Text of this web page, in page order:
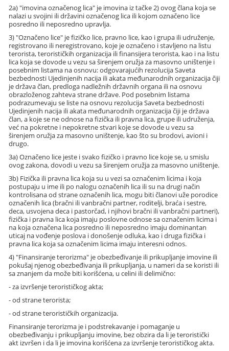
2a) "imovina označenog lica" je imovina iz tačke 2) ovog člana koja se
nalazi u svojini ili državini označenog lica ili kojom označeno lice
posredno ili neposredno upravlja.
3) "Označeno lice" je fizičko lice, pravno lice, kao i grupa ili udruženje,
registrovano ili neregistrovano, koje je označeno i stavljeno na listu
terorista, terorističkih organizacija ili finansijera terorista, kao i na listu
lica koja se dovode u vezu sa širenjem oružja za masovno uništenje i
posebnim listama na osnovu: odgovarajućih rezolucija Saveta
bezbednosti Ujedinjenih nacija ili akata međunarodnih organizacija čiji
je država član, predloga nadležnih državnih organa ili na osnovu
obrazloženog zahteva strane države. Pod posebnim listama
podrazumevaju se liste na osnovu rezolucija Saveta bezbednosti
Ujedinjenih nacija ili akata međunarodnih organizacija čiji je država
član, a koje se ne odnose na fizička ili pravna lica, grupe ili udruženja,
već na pokretne i nepokretne stvari koje se dovode u vezu sa
širenjem oružja za masovno uništenje, kao što su brodovi, avioni i
drugo.
3a) Označeno lice jeste i svako fizičko i pravno lice koje se, u smislu
ovog zakona, dovodi u vezu sa širenjem oružja za masovno uništenje.
3b) Fizička ili pravna lica koja su u vezi sa označenim licima i koja
postupaju u ime ili po nalogu označenih lica ili su na drugi način
kontrolisana od strane označenih lica, mogu biti članovi uže porodice
označenih lica (bračni ili vanbračni partner, roditelji, braća i sestre,
deca, usvojena deca i pastorčad, i njihovi bračni ili vanbračni partneri),
fizička i pravna lica koja imaju poslovne odnose sa označenim licima i
na koja označena lica posredno ili neposredno imaju dominantan
uticaj na vođenje poslova i donošenje odluka, kao i druga fizička i
pravna lica koja sa označenim licima imaju interesni odnos.
4) "Finansiranje terorizma" je obezbeđivanje ili prikupljanje imovine ili
pokušaj njenog obezbeđivanja ili prikupljanja, u nameri da se koristi ili
sa znanjem da može biti korišćena, u celini ili delimično:
- za izvršenje terorističkog akta;
- od strane terorista;
- od strane terorističkih organizacija.
Finansiranje terorizma je i podstrekavanje i pomaganje u
obezbeđivanju i prikupljanju imovine, bez obzira da li je teroristički
akt izvršen i da li je imovina korišćena za izvršenje terorističkog akta.